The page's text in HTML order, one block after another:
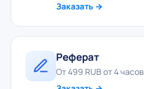
Заказать →
Реферат
От 499 RUB от 4 часов